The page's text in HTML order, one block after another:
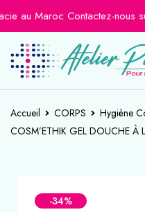
Maroc Contactez-nous
Accueil CORPS Hygiène
COSM’ETHIK GEL DOUCHE
-34%